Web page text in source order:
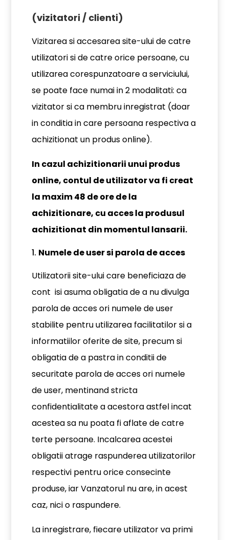
(vizitatori / clienti)
Vizitarea si accesarea site-ului de catre
utilizatori si de catre orice persoane, cu
utilizarea corespunzatoare a serviciului,
se poate face numai in 2 modalitati: ca
vizitator si ca membru inregistrat (doar
in conditia in care persoana respectiva a
achizitionat un produs online).
In cazul achizitionarii unui produs
online, contul de utilizator va fi creat
la maxim 48 de ore de la
achizitionare, cu acces la produsul
achizitionat din momentul lansarii.
Numele de user si parola de acces
Utilizatorii site-ului care beneficiaza de
cont isi asuma obligatia de a nu divulga
parola de acces ori numele de user
stabilite pentru utilizarea facilitatilor si a
informatiilor oferite de site, precum si
obligatia de a pastra in conditii de
securitate parola de acces ori numele
de user, mentinand stricta
confidentialitate a acestora astfel incat
acestea sa nu poata fi aflate de catre
terte persoane. Incalcarea acestei
obligatii atrage raspunderea utilizatorilor
respectivi pentru orice consecinte
produse, iar Vanzatorul nu are, in acest
caz, nici o raspundere.
La inregistrare, fiecare utilizator va primi